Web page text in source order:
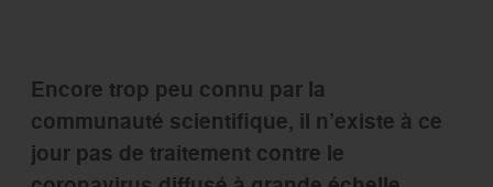
Encore trop peu connu par la
communauté scientifique, il n’existe à ce
jour pas de traitement contre le